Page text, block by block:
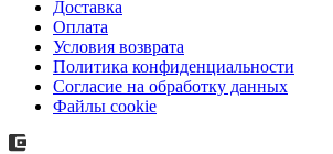
Доставка
Оплата
Условия возврата
Политика конфиденциальности
Согласие на обработку данных
Файлы cookie